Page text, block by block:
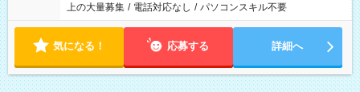
上の大量募集 / 電話対応なし / パソコンスキル不要
気になる！ 応募する 詳細へ